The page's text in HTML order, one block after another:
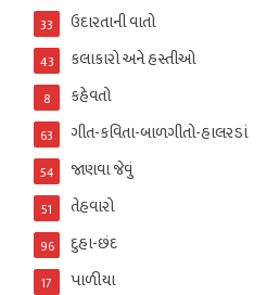
ઉદારતાની વાતો
33
કલાકારો અને હસ્તીઓ
43
કહેવતો
8
ગીત-કવિતા-બાળગીતો-હાલરડાં
63
જાણવા જેવું
54
તેહવારો
51
દુહા-છંદ
96
પાળીયા
17